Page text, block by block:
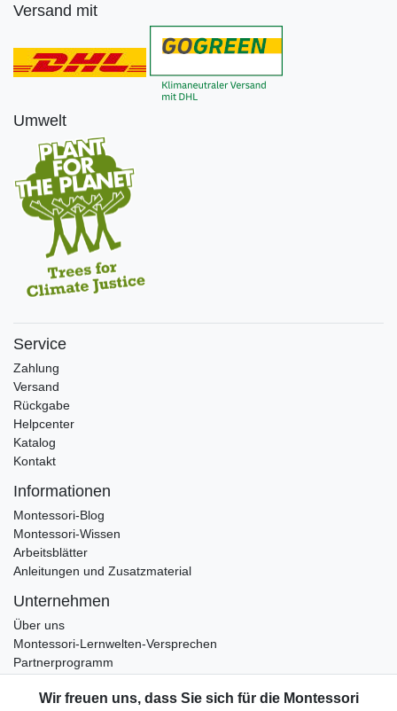
Versand mit
Umwelt
Service
Zahlung
Versand
Rückgabe
Helpcenter
Katalog
Kontakt
Informationen
Montessori-Blog
Montessori-Wissen
Arbeitsblätter
Anleitungen und Zusatzmaterial
Unternehmen
Über uns
Montessori-Lernwelten-Versprechen
Partnerprogramm